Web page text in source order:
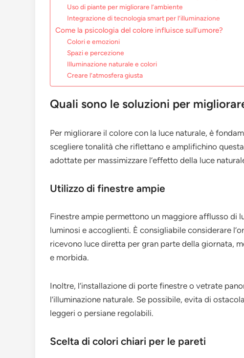
Uso di piante per migliorare l’ambiente
Integrazione di tecnologia smart per l’illuminazione
Come la psicologia del colore influisce sull’umore?
Colori e emozioni
Spazi e percezione
Illuminazione naturale e colori
Creare l’atmosfera giusta
Quali sono le soluzioni per
Per migliorare il colore con la luce naturale, è
scegliere tonalità che riflettano e amplifichino
adottate per massimizzare l’effetto della luce
Utilizzo di finestre ampie
Finestre ampie permettono un maggiore afflusso di
luminosi e accoglienti. È consigliabile considerare
ricevono luce diretta per gran parte della giornata,
e morbida.
Inoltre, l’installazione di porte finestre o vetrate
l’illuminazione naturale. Se possibile, evita di
leggeri o persiane regolabili.
Scelta di colori chiari per le pareti